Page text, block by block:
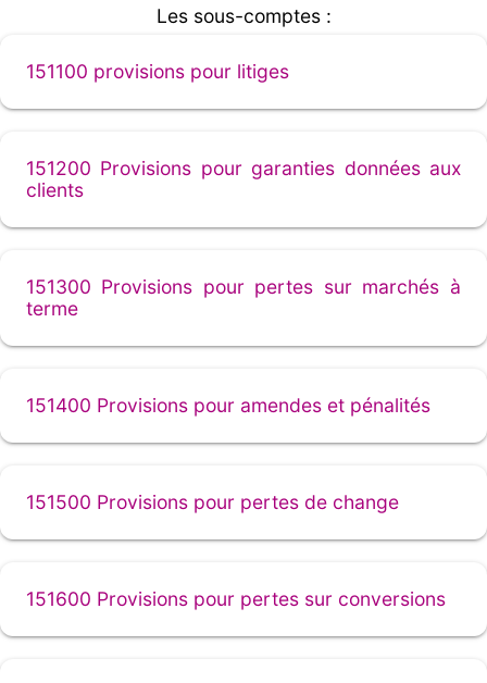
Les sous-comptes :
151100 provisions pour litiges
151200 Provisions pour garanties données aux
clients
151300 Provisions pour pertes sur marchés à
terme
151400 Provisions pour amendes et pénalités
151500 Provisions pour pertes de change
151600 Provisions pour pertes sur conversions